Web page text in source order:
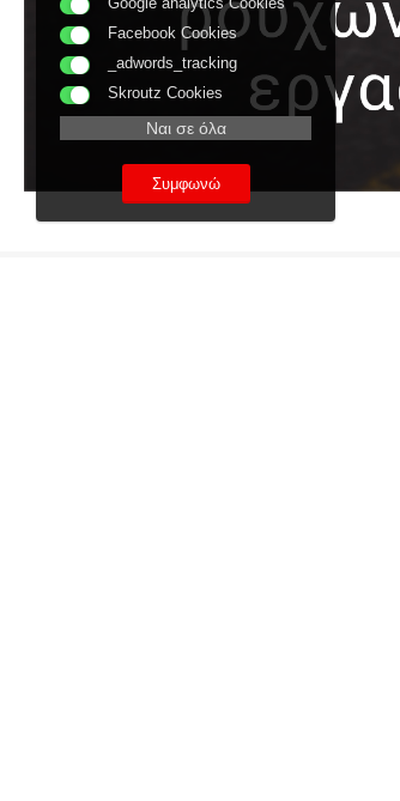
Facebook Cookies
_adwords_tracking
Skroutz Cookies
Ναι σε όλα
Συμφωνώ